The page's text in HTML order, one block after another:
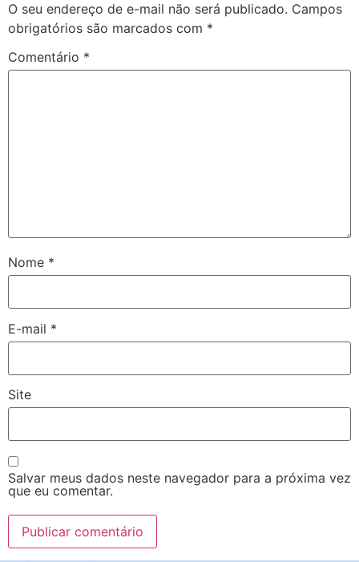
O seu endereço de e-mail não será publicado. Campos
obrigatórios são marcados com *
Comentário *
Nome *
E-mail *
Site
Salvar meus dados neste navegador para a próxima vez
que eu comentar.